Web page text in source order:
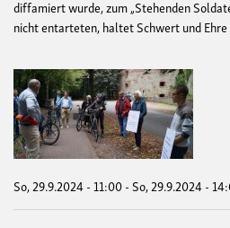
diffamiert wurde, zum „Stehenden
nicht entarteten, haltet Schwert und Ehre
So, 29.9.2024 - 11:00-So, 29.9.2024 -